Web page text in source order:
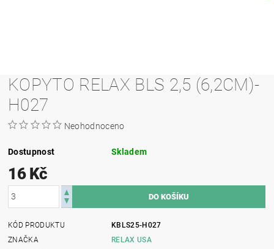
KOPYTO RELAX BLS 2,5 (6,2CM)-
H027
Neohodnoceno
Dostupnost Skladem
16 Kč
KÓD PRODUKTU
KBLS25-H027
ZNAČKA
RELAX USA